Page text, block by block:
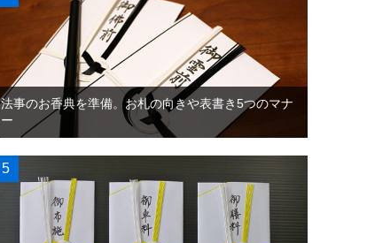
法事のお香典を準備。お札の向きや表書き5つのマナ
ー